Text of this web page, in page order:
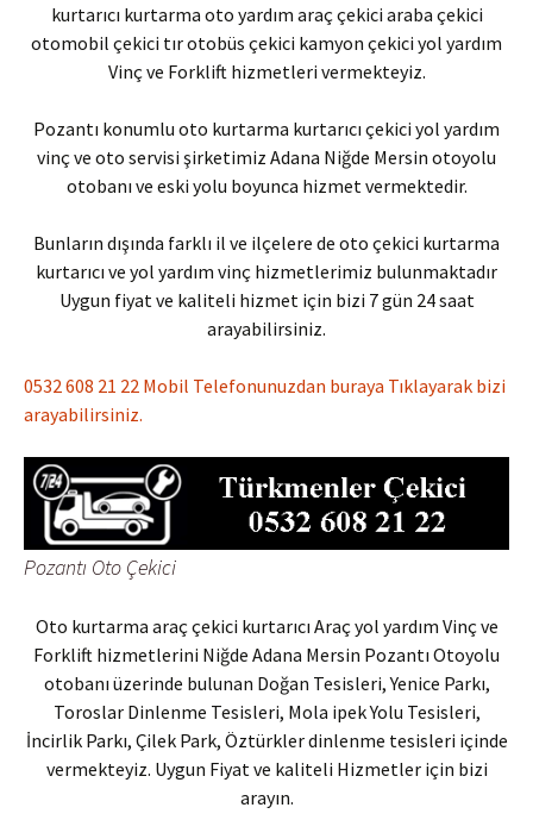
kurtarıcı kurtarma oto yardım araç çekici araba çekici
otomobil çekici tır otobüs çekici kamyon çekici yol yardım
Vinç ve Forklift hizmetleri vermekteyiz.
Pozantı konumlu oto kurtarma kurtarıcı çekici yol yardım
vinç ve oto servisi şirketimiz Adana Niğde Mersin otoyolu
otobanı ve eski yolu boyunca hizmet vermektedir.
Bunların dışında farklı il ve ilçelere de oto çekici kurtarma
kurtarıcı ve yol yardım vinç hizmetlerimiz bulunmaktadır
Uygun fiyat ve kaliteli hizmet için bizi 7 gün 24 saat
arayabilirsiniz.
0532 608 21 22 Mobil Telefonunuzdan buraya Tıklayarak bizi
arayabilirsiniz.
Pozantı Oto Çekici
Oto kurtarma araç çekici kurtarıcı Araç yol yardım Vinç ve
Forklift hizmetlerini Niğde Adana Mersin Pozantı Otoyolu
otobanı üzerinde bulunan Doğan Tesisleri, Yenice Parkı,
Toroslar Dinlenme Tesisleri, Mola ipek Yolu Tesisleri,
İncirlik Parkı, Çilek Park, Öztürkler dinlenme tesisleri içinde
vermekteyiz. Uygun Fiyat ve kaliteli Hizmetler için bizi
arayın.